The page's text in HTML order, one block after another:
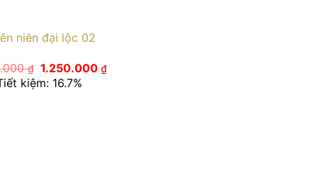
niên đại lộc 02
₫ Giá
gốc
là:
1.250.000₫Giá
kiệm: 16.7%